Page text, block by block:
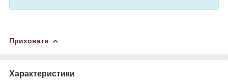
Приховати
Характеристики